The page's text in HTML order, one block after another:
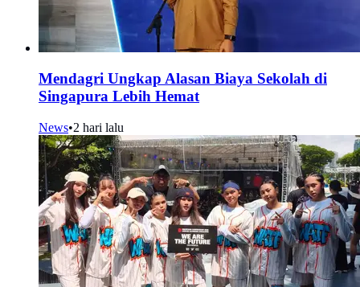
Mendagri Ungkap Alasan Biaya Sekolah di
Singapura Lebih Hemat
News•2 hari lalu